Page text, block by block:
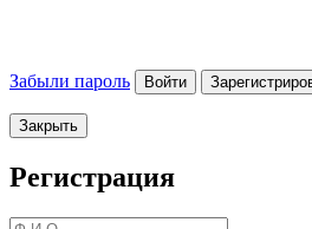
Забыли пароль Войти
Закрыть
Регистрация